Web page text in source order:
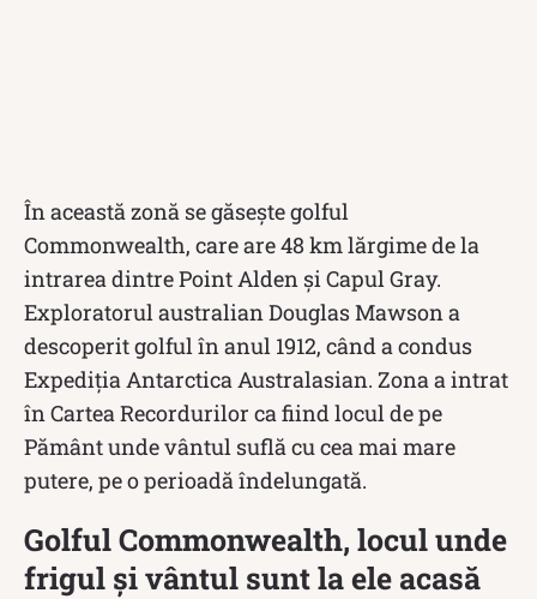
În această zonă se găsește golful
Commonwealth, care are 48 km lărgime de la
intrarea dintre Point Alden și Capul Gray.
Exploratorul australian Douglas Mawson a
descoperit golful în anul 1912, când a condus
Expediția Antarctica Australasian. Zona a intrat
în Cartea Recordurilor ca fiind locul de pe
Pământ unde vântul suflă cu cea mai mare
putere, pe o perioadă îndelungată.
Golful Commonwealth, locul unde
frigul și vântul sunt la ele acasă